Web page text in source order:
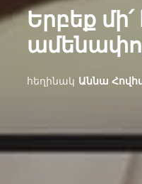
Երբեք
հեղինակ Աննա